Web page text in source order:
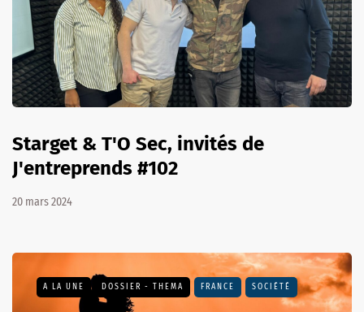
Starget & T'O Sec, invités de
J'entreprends #102
20 mars 2024
A LA UNE DOSSIER - THEMA FRANCE SOCIÉTÉ